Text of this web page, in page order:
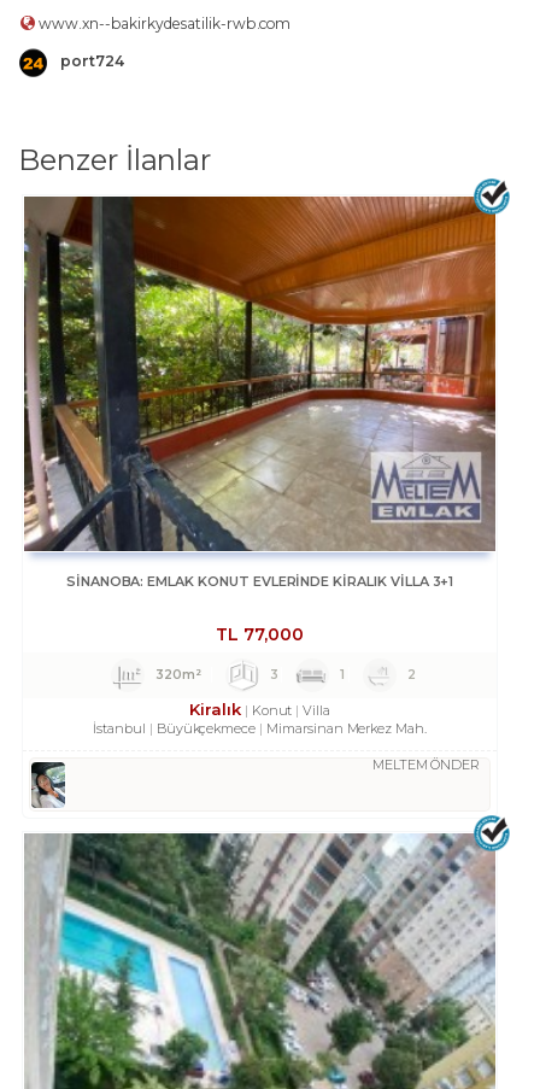
www.xn--bakirkydesatilik-rwb.com
port724
Benzer İlanlar
SİNANOBA: EMLAK KONUT EVLERINDE KİRALIK VİLLA 3+1
TL 77,000
320m² 3 1 2
Kiralık Konut
Villa
İstanbul
Büyükçekmece Mimarsinan Merkez Mah.
MELTEM ÖNDER